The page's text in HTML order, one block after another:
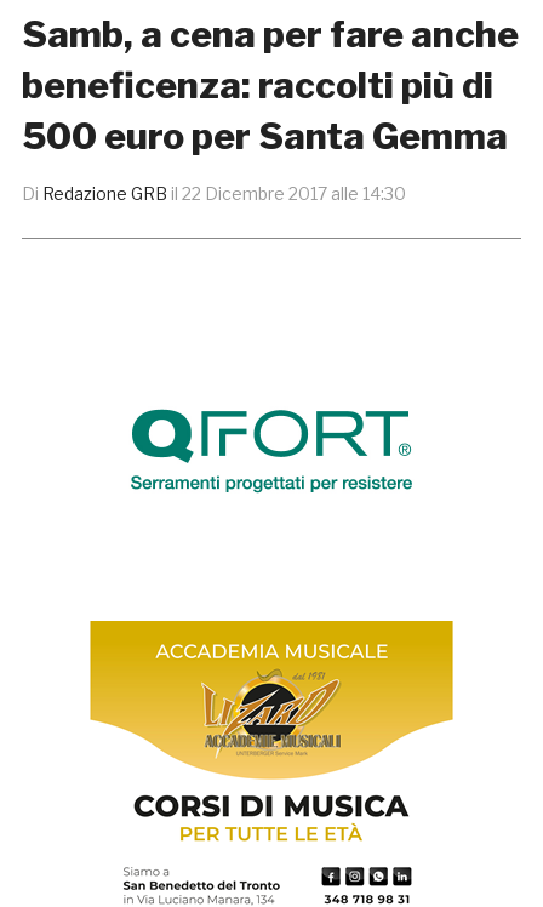
Samb, a cena per fare anche
beneficenza: raccolti più di
500 euro per Santa Gemma
Di Redazione GRB il 22 Dicembre 2017 alle 14:30